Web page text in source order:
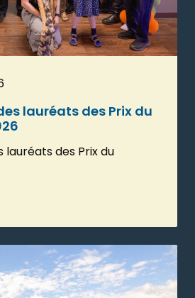
lauréats des Prix du
lauréats des Prix du